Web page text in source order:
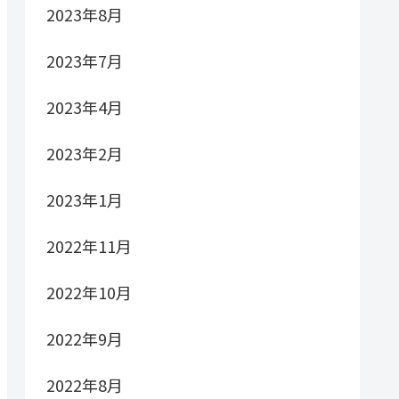
2023年8月
2023年7月
2023年4月
2023年2月
2023年1月
2022年11月
2022年10月
2022年9月
2022年8月